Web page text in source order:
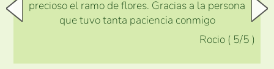
precioso el ramo de flores. Gracias a la persona
que tuvo tanta paciencia conmigo
Rocio ( 5/5 )